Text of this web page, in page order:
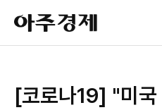
아
주
경
​[코로나19] "미